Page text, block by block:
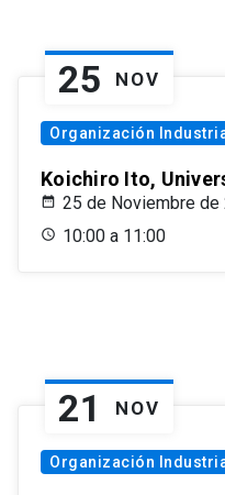
25 NOV
Organización
Koichiro Ito,
25 de Noviembre de
10:00 a 11:00
21 NOV
Organización